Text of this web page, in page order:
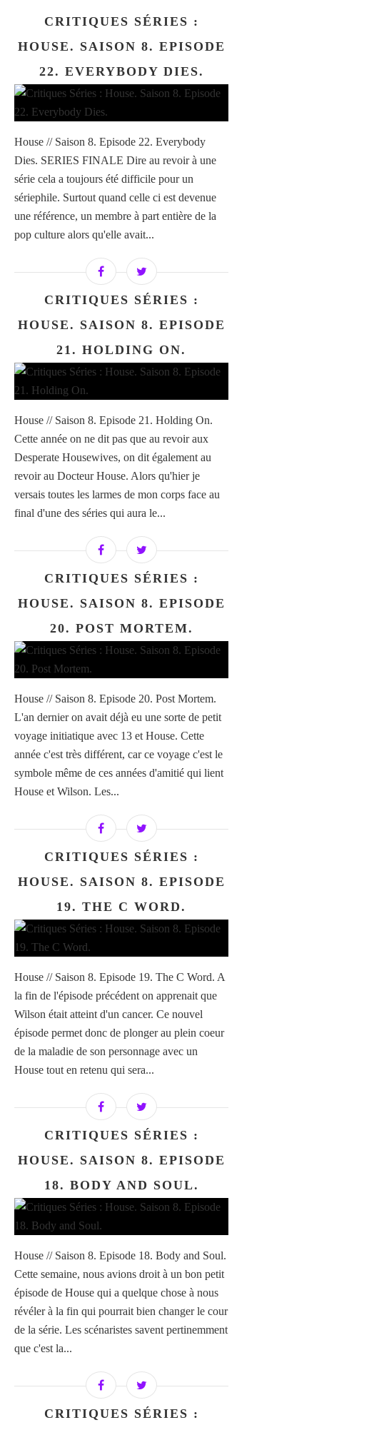
CRITIQUES SÉRIES :
HOUSE. SAISON 8. EPISODE
22. EVERYBODY DIES.
House // Saison 8. Episode 22. Everybody
Dies. SERIES FINALE Dire au revoir à une
série cela a toujours été difficile pour un
sériephile. Surtout quand celle ci est devenue
une référence, un membre à part entière de la
pop culture alors qu'elle avait...
CRITIQUES SÉRIES :
HOUSE. SAISON 8. EPISODE
21. HOLDING ON.
House // Saison 8. Episode 21. Holding On.
Cette année on ne dit pas que au revoir aux
Desperate Housewives, on dit également au
revoir au Docteur House. Alors qu'hier je
versais toutes les larmes de mon corps face au
final d'une des séries qui aura le...
CRITIQUES SÉRIES :
HOUSE. SAISON 8. EPISODE
20. POST MORTEM.
House // Saison 8. Episode 20. Post Mortem.
L'an dernier on avait déjà eu une sorte de petit
voyage initiatique avec 13 et House. Cette
année c'est très différent, car ce voyage c'est le
symbole même de ces années d'amitié qui lient
House et Wilson. Les...
CRITIQUES SÉRIES :
HOUSE. SAISON 8. EPISODE
19. THE C WORD.
House // Saison 8. Episode 19. The C Word. A
la fin de l'épisode précédent on apprenait que
Wilson était atteint d'un cancer. Ce nouvel
épisode permet donc de plonger au plein coeur
de la maladie de son personnage avec un
House tout en retenu qui sera...
CRITIQUES SÉRIES :
HOUSE. SAISON 8. EPISODE
18. BODY AND SOUL.
House // Saison 8. Episode 18. Body and Soul.
Cette semaine, nous avions droit à un bon petit
épisode de House qui a quelque chose à nous
révéler à la fin qui pourrait bien changer le cour
de la série. Les scénaristes savent pertinemment
que c'est la...
CRITIQUES SÉRIES :